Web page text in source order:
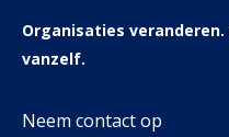
Organisaties
vanzelf.
Neem contact op